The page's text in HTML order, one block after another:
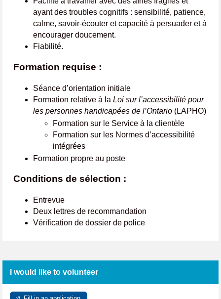
ayant des troubles cognitifs : sensibilité, patience,
calme, savoir-écouter et capacité à persuader et à
encourager doucement.
Fiabilité.
Formation requise :
Séance d’orientation initiale
Formation relative à la Loi sur l’accessibilité pour
les personnes handicapées de l’Ontario (LAPHO)
Formation sur le Service à la clientèle
Formation sur les Normes d’accessibilité
intégrées
Formation propre au poste
Conditions de sélection :
Entrevue
Deux lettres de recommandation
Vérification de dossier de police
I would like to volunteer